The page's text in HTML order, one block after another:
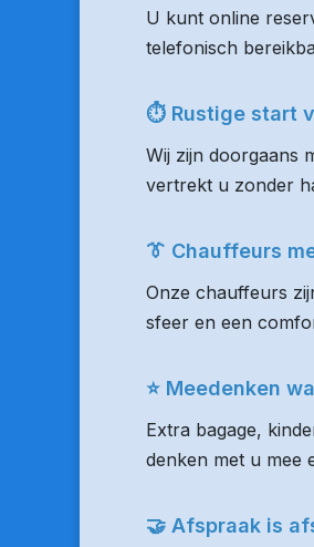
U kunt online
telefonisch
⏱ Rustige start
Wij zijn doorgaans
vertrekt u zonder
👔 Chauffeurs
Onze chauffeurs
sfeer en een
⭐ Meedenken
Extra bagage,
denken met u mee
🤝 Afspraak is